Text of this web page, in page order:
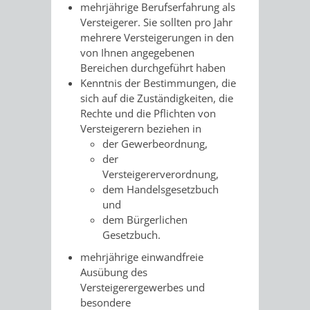
mehrjährige Berufserfahrung als
Versteigerer. Sie sollten pro Jahr
mehrere Versteigerungen in den
von Ihnen angegebenen
Bereichen durchgeführt haben
Kenntnis der Bestimmungen, die
sich auf die Zuständigkeiten, die
Rechte und die Pflichten von
Versteigerern beziehen in
der Gewerbeordnung,
der
Versteigererverordnung,
dem Handelsgesetzbuch
und
dem Bürgerlichen
Gesetzbuch.
mehrjährige einwandfreie
Ausübung des
Versteigerergewerbes und
besondere